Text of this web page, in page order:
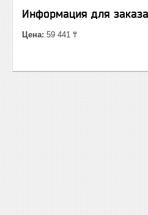
Информация для заказа
Цена: 59 441 ₸